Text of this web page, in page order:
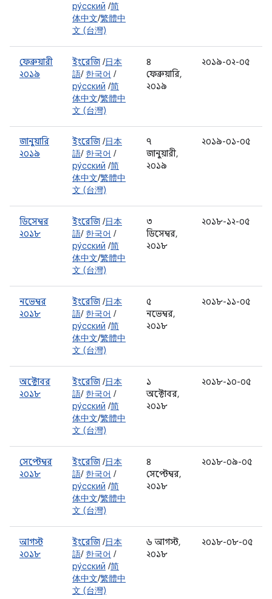
ру́сский /简
体中文/繁體中
文 (台灣)
ফেব্রুয়ারী
২০১৯
ইংরেজি /日本
語/ 한국어 /
ру́сский /简
体中文/繁體中
文 (台灣)
৪
ফেব্রুয়ারি,
২০১৯
২০১৯-০২-০৫
জানুয়ারি
২০১৯
ইংরেজি /日本
語/ 한국어 /
ру́сский /简
体中文/繁體中
文 (台灣)
৭
জানুয়ারী,
২০১৯
২০১৯-০১-০৫
ডিসেম্বর
২০১৮
ইংরেজি /日本
語/ 한국어 /
ру́сский /简
体中文/繁體中
文 (台灣)
৩
ডিসেম্বর,
২০১৮
২০১৮-১২-০৫
নভেম্বর
২০১৮
ইংরেজি /日本
語/ 한국어 /
ру́сский /简
体中文/繁體中
文 (台灣)
৫
নভেম্বর,
২০১৮
২০১৮-১১-০৫
অক্টোবর
২০১৮
ইংরেজি /日本
語/ 한국어 /
ру́сский /简
体中文/繁體中
文 (台灣)
১
অক্টোবর,
২০১৮
২০১৮-১০-০৫
সেপ্টেম্বর
২০১৮
ইংরেজি /日本
語/ 한국어 /
ру́сский /简
体中文/繁體中
文 (台灣)
৪
সেপ্টেম্বর,
২০১৮
২০১৮-০৯-০৫
আগস্ট
২০১৮
ইংরেজি /日本
語/ 한국어 /
ру́сский /简
体中文/繁體中
文 (台灣)
৬ আগস্ট,
২০১৮
২০১৮-০৮-০৫